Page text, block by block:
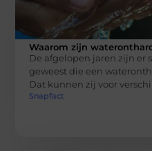
Waarom zijn
De afgelopen jaren zijn er
geweest die een
Dat kunnen zij voor
Snapfact